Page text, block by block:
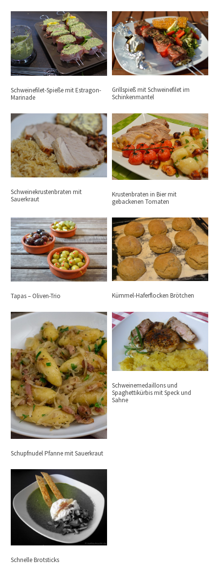
Schweinefilet-Spieße mit Estragon-
Marinade
Grillspieß mit Schweinefilet im
Schinkenmantel
Schweinekrustenbraten mit
Sauerkraut
Krustenbraten in Bier mit
gebackenen Tomaten
Tapas – Oliven-Trio Kümmel-Haferflocken Brötchen
Schupfnudel Pfanne mit Sauerkraut
Schweinemedaillons und
Spaghettikürbis mit Speck und
Sahne
Schnelle Brotsticks